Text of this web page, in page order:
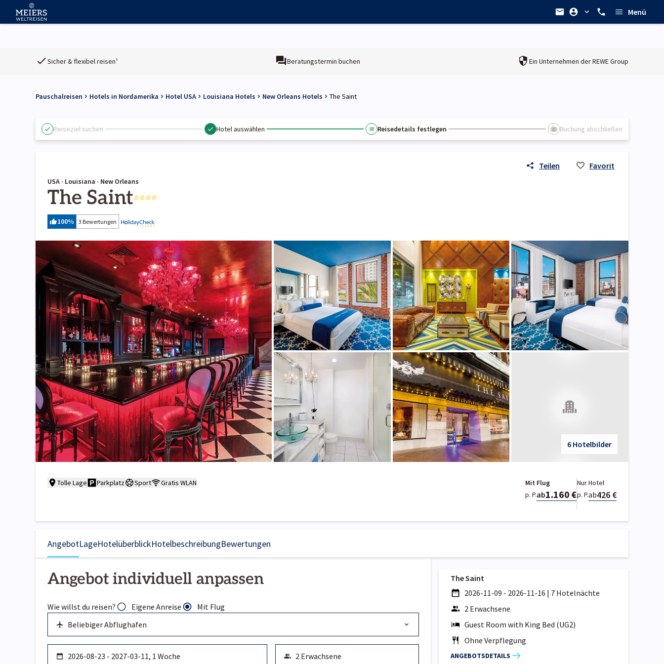
Menü
Sicher & flexibel reisen¹ Beratungstermin buchen Ein Unternehmen derREWE Group
Pauschalreisen Hotels in Nordamerika Hotel USA Louisiana Hotels New Orleans Hotels The Saint
Reiseziel suchen Hotel auswählen Reisedetails festlegen Buchung abschließen
Teilen Favorit
USA · Louisiana · New Orleans
The Saint
100% 3 Bewertungen
6 Hotelbilder
Tolle Lage Parkplatz Sport Gratis WLAN
Mit Flug
p. P.ab1.160 €
Nur Hotel
p. P.ab426 €
AngebotLageHotelüberblickHotelbeschreibungBewertungen
Angebot individuell anpassen
Wie willst du reisen? Eigene Anreise Mit Flug
The Saint
2026-11-09 - 2026-11-16 | 7 Hotelnächte
2 Erwachsene
Guest Room with King Bed (UG2)
Ohne Verpflegung
ANGEBOTSDETAILS